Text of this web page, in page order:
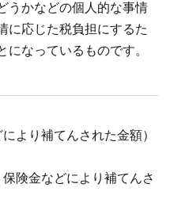
うかなどの個人的な事情
に応じた税負担にするた
なっているものです。
より補てんされた金額）
険金などにより補てんさ